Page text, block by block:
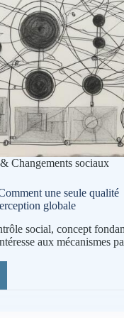
Changements sociaux
une seule qualité
globale
social, concept
aux mécanismes